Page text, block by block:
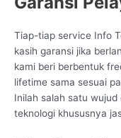
Tiap-tiap service Info
kasih garansi jika
kami beri berbentuk
lifetime sama sesuai
Inilah salah satu
teknologi khususnya